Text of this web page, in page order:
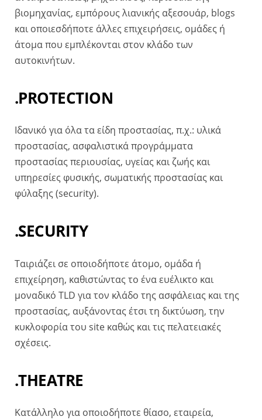
βιομηχανίας, εμπόρους λιανικής αξεσουάρ, blogs
και οποιεσδήποτε άλλες επιχειρήσεις, ομάδες ή
άτομα που εμπλέκονται στον κλάδο των
αυτοκινήτων.
.PROTECTION
Ιδανικό για όλα τα είδη προστασίας, π.χ.: υλικά
προστασίας, ασφαλιστικά προγράμματα
προστασίας περιουσίας, υγείας και ζωής και
υπηρεσίες φυσικής, σωματικής προστασίας και
φύλαξης (security).
.SECURITY
Ταιριάζει σε οποιοδήποτε άτομο, ομάδα ή
επιχείρηση, καθιστώντας το ένα ευέλικτο και
μοναδικό TLD για τον κλάδο της ασφάλειας και της
προστασίας, αυξάνοντας έτσι τη δικτύωση, την
κυκλοφορία του site καθώς και τις πελατειακές
σχέσεις.
.THEATRE
Κατάλληλο για οποιοδήποτε θίασο, εταιρεία,